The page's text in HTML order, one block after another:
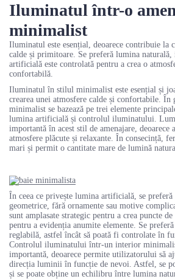
Iluminatul într-o
minimalist
Iluminatul este esențial, deoarece contribuie la
calde și primitoare. Se preferă lumina
artificială este controlată pentru a crea o
confortabilă.
Iluminatul în stilul minimalist este esențial și
crearea unei atmosfere calde și confortabile.
minimalist se bazează pe trei elemente
lumina artificială și controlul iluminatului.
importantă în acest stil de amenajare, deoarece
atmosfere plăcute și relaxante. În consecință,
mari și permit o cantitate mare de lumină
În ceea ce privește lumina artificială, se
geometrice, fără ornamente sau motive
sunt amplasate strategic pentru a crea puncte
pentru a evidenția anumite elemente. Se
reglabilă, astfel încât să poată fi controlate în
Controlul iluminatului într-un interior
importantă, deoarece permite utilizatorului să
direcția luminii în funcție de nevoi. Astfel, se
și se poate obține un echilibru între lumina